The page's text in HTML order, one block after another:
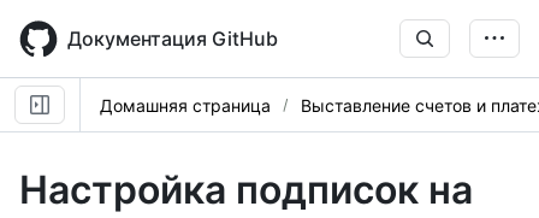
main
content
Документация GitHub
Домашняя страница Выставление счетов и
Настройка подписок на